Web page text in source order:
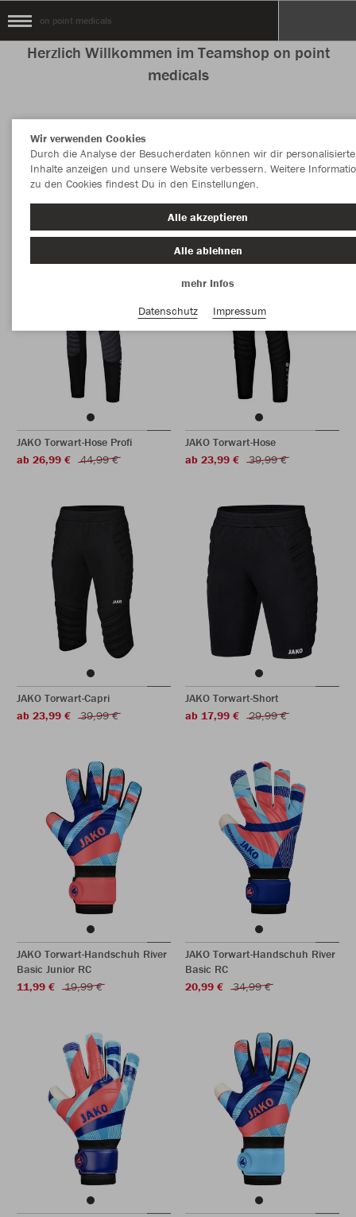
on point medicals
Herzlich Willkommen im Teamshop on point
medicals
Nachhaltig Farbe
JAKO Torwart-Hose Profi
ab 26,99 €
44,99 €
JAKO Torwart-Hose
ab 23,99 €
39,99 €
JAKO Torwart-Capri
ab 23,99 €
39,99 €
JAKO Torwart-Short
ab 17,99 €
29,99 €
JAKO Torwart-Handschuh River
Basic Junior RC
11,99 €
19,99 €
JAKO Torwart-Handschuh River
Basic RC
20,99 €
34,99 €
Wir verwenden Cookies
Durch die Analyse der Besucherdaten können wir dir personalisierte
Inhalte anzeigen und unsere Website verbessern. Weitere
zu den Cookies findest Du in den Einstellungen.
Alle akzeptieren
Alle ablehnen
mehr Infos
Datenschutz
Impressum